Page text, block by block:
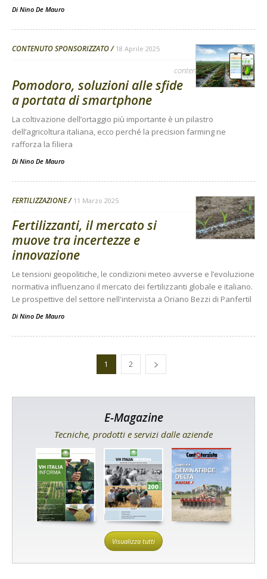
Di Nino De Mauro
CONTENUTO SPONSORIZZATO 18 Aprile 2025
contenuto sponsorizzato
Pomodoro, soluzioni alle sfide
a portata di smartphone
La coltivazione dell’ortaggio più importante è un pilastro
dell’agricoltura italiana, ecco perché la precision farming ne
rafforza la filiera
Di Nino De Mauro
FERTILIZZAZIONE 11 Marzo 2025
Fertilizzanti, il mercato si
muove tra incertezze e
innovazione
Le tensioni geopolitiche, le condizioni meteo avverse e l’evoluzione
normativa influenzano il mercato dei fertilizzanti globale e italiano.
Le prospettive del settore nell'intervista a Oriano Bezzi di Panfertil
Di Nino De Mauro
1 2
E-Magazine
Tecniche, prodotti e servizi dalle aziende
Visualizza tutti